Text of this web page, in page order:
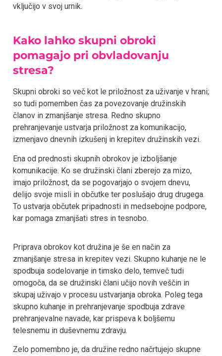
vključijo v svoj urnik.
Kako lahko skupni obroki
pomagajo pri obvladovanju
stresa?
Skupni obroki so več kot le priložnost za uživanje v hrani;
so tudi pomemben čas za povezovanje družinskih
članov in zmanjšanje stresa. Redno skupno
prehranjevanje ustvarja priložnost za komunikacijo,
izmenjavo dnevnih izkušenj in krepitev družinskih vezi.
Ena od prednosti skupnih obrokov je izboljšanje
komunikacije. Ko se družinski člani zberejo za mizo,
imajo priložnost, da se pogovarjajo o svojem dnevu,
delijo svoje misli in občutke ter poslušajo drug drugega.
To ustvarja občutek pripadnosti in medsebojne podpore,
kar pomaga zmanjšati stres in tesnobo.
Priprava obrokov kot družina je še en način za
zmanjšanje stresa in krepitev vezi. Skupno kuhanje ne le
spodbuja sodelovanje in timsko delo, temveč tudi
omogoča, da se družinski člani učijo novih veščin in
skupaj uživajo v procesu ustvarjanja obroka. Poleg tega
skupno kuhanje in prehranjevanje spodbuja zdrave
prehranjevalne navade, kar prispeva k boljšemu
telesnemu in duševnemu zdravju.
Zelo pomembno je, da družine redno načrtujejo skupne